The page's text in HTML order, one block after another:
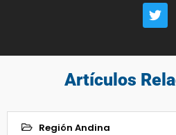
Artículos
Región Andina